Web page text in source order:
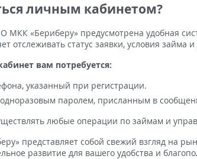
личным кабинетом?
МКК «Бериберу» предусмотрена удобная
отслеживать статус заявки, условия займа
вам потребуется:
указанный при регистрации.
одноразовым паролем, присланным в
любые операции по займам и
представляет собой свежий взгляд на
развитие для вашего удобства и